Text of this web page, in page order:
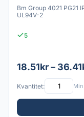
Bm Group 4021 PG21
UL94V-2
5
18.51kr –
Kvantitet: